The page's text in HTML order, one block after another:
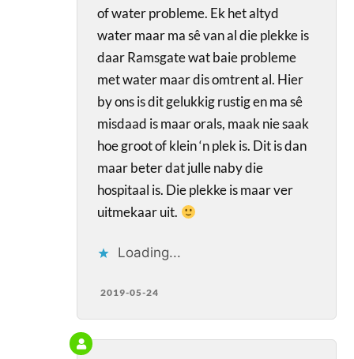
of water probleme. Ek het altyd
water maar ma sê van al die plekke is
daar Ramsgate wat baie probleme
met water maar dis omtrent al. Hier
by ons is dit gelukkig rustig en ma sê
misdaad is maar orals, maak nie saak
hoe groot of klein ‘n plek is. Dit is dan
maar beter dat julle naby die
hospitaal is. Die plekke is maar ver
uitmekaar uit.
Loading...
2019-05-24